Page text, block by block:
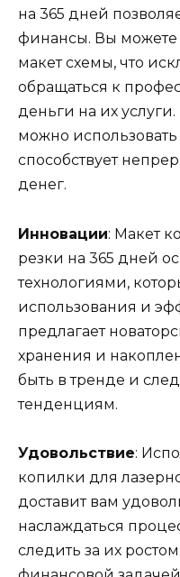
на 365 дней
финансы. Вы можете
макет схемы, что
обращаться к
деньги на их
можно использовать
способствует
денег.
Инновации: Макет
резки на 365 дней
технологиями,
использования и
предлагает
хранения и
быть в тренде и
тенденциям.
Удовольствие:
копилки для
доставит вам
наслаждаться
следить за их